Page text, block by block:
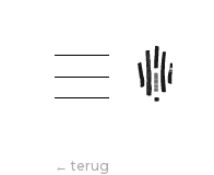
← terug